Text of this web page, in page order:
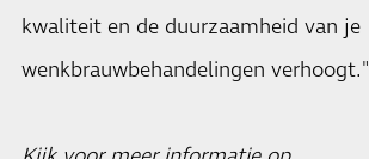
kwaliteit en de duurzaamheid van je
wenkbrauwbehandelingen verhoogt."